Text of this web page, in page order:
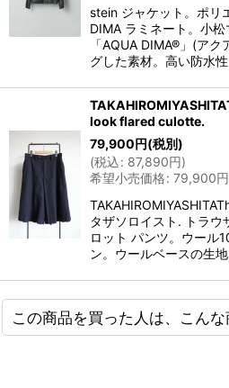
stein ジャケット。ポリ
DIMA ラミネート。小
「AQUA DIMA®」(ア
グした素材。高い防水
look flared culotte.
79,900円(税別)
(税込: 87,890円)
希望小売価格: 79,900円
タザソロイスト. トラウ
ロット パンツ。ウール
ン。ウールベースの生
この商品を買った人は、こん